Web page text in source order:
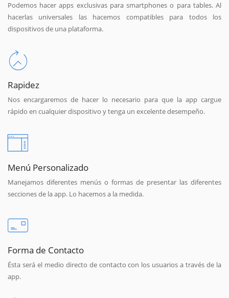
Podemos hacer apps exclusivas para smartphones o para tables. Al
hacerlas universales las hacemos compatibles para todos los
dispositivos de una plataforma.
Rapidez
Nos encargaremos de hacer lo necesario para que la app cargue
rápido en cualquier dispositivo y tenga un excelente desempeño.
Menú Personalizado
Manejamos diferentes menús o formas de presentar las diferentes
secciones de la app. Lo hacemos a la medida.
Forma de Contacto
Ésta será el medio directo de contacto con los usuarios a través de la
app.